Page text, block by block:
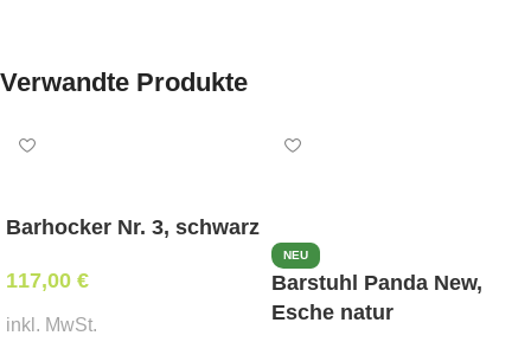
Countertischs verbindet. DIE CLOUD
Barhockern und Counterhockern.
Verwandte Produkte
Barhocker Nr. 3, schwarz
117,00 €
inkl. MwSt.
NEU
Barstuhl Panda New,
Esche natur